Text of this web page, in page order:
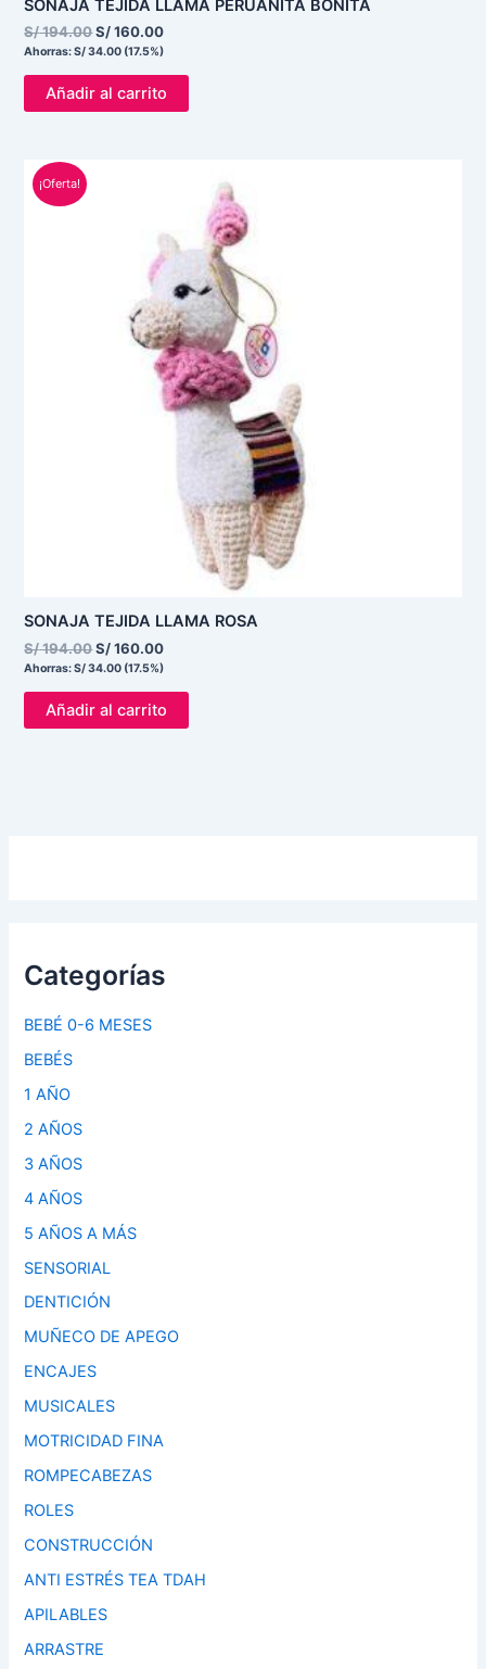
Categorías
BEBÉ 0-6 MESES
BEBÉS
1 AÑO
2 AÑOS
3 AÑOS
4 AÑOS
5 AÑOS A MÁS
SENSORIAL
DENTICIÓN
MUÑECO DE APEGO
ENCAJES
MUSICALES
MOTRICIDAD FINA
ROMPECABEZAS
ROLES
CONSTRUCCIÓN
ANTI ESTRÉS TEA TDAH
APILABLES
ARRASTRE
SONAJA TEJIDA LLAMA PERUANITA BONITA
S/194.00S/160.00
Ahorras:S/34.00 (17.5%)
Añadir al carrito
¡Oferta!
SONAJA TEJIDA LLAMA ROSA
S/194.00S/160.00
S/ 160.00.
Ahorras:S/34.00 (17.5%)
Añadir al carrito